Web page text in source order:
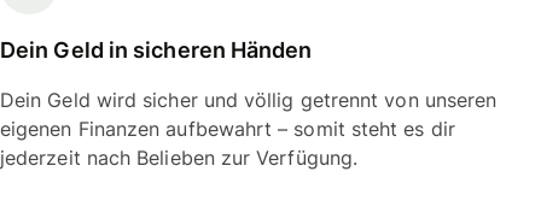
Dein Geld in sicheren Händen
Dein Geld wird sicher und völlig getrennt von unseren
eigenen Finanzen aufbewahrt – somit steht es dir
jederzeit nach Belieben zur Verfügung.